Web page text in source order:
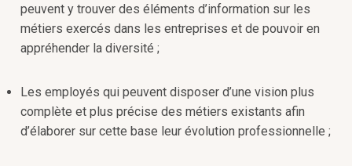
peuvent y trouver des éléments d’information sur les
métiers exercés dans les entreprises et de pouvoir en
appréhender la diversité ;
Les employés qui peuvent disposer d’une vision plus
complète et plus précise des métiers existants afin
d’élaborer sur cette base leur évolution professionnelle ;